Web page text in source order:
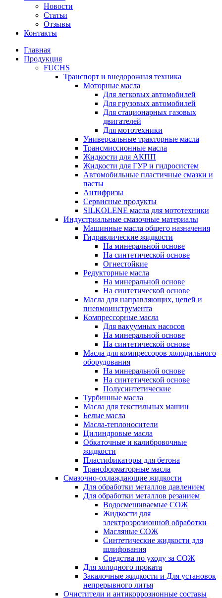
Новости
Статьи
Отзывы
Контакты
Главная
Продукция
FUCHS
Транспорт и внедорожная техника
Моторные масла
Для легковых автомобилей
Для грузовых автомобилей
Для стационарных газовых
двигателей
Для мототехники
Универсальные тракторные масла
Трансмиссионные масла
Жидкости для АКПП
Жидкости для ГУР и гидросистем
Автомобильные пластичные смазки и
пасты
Антифризы
Сервисные продукты
SILKOLENE масла для мототехники
Индустриальные смазочные материалы
Машинные масла общего назначения
Гидравлические жидкости
На минеральной основе
На синтетической основе
Огнестойкие
Редукторные масла
На минеральной основе
На синтетической основе
Масла для направляющих, цепей и
пневмоинструмента
Компрессорные масла
Для вакуумных насосов
На минеральной основе
На синтетической основе
Масла для компрессоров холодильного
оборудования
На минеральной основе
На синтетической основе
Полусинтетические
Турбинные масла
Масла для текстильных машин
Белые масла
Масла-теплоносители
Цилиндровые масла
Обкаточные и калибровочные
жидкости
Пластификаторы для бетона
Трансформаторные масла
Смазочно-охлаждающие жидкости
Для обработки металлов давлением
Для обработки металлов резанием
Водосмешиваемые СОЖ
Жидкости для
электроэрозионной обработки
Масляные СОЖ
Синтетические жидкости для
шлифования
Средства по уходу за СОЖ
Для холодного проката
Закалочные жидкости и Для установок
непрерывного литья
Очистители и антикоррозионные составы